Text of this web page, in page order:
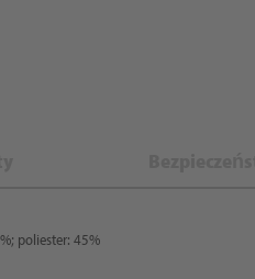
poliester: 45%